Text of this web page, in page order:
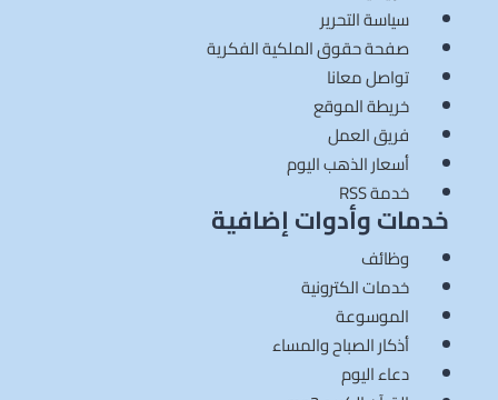
سياسة التحرير
صفحة حقوق الملكية الفكرية
تواصل معانا
خريطة الموقع
فريق العمل
أسعار الذهب اليوم
خدمة RSS
خدمات وأدوات إضافية
وظائف
خدمات الكترونية
الموسوعة
أذكار الصباح والمساء
دعاء اليوم